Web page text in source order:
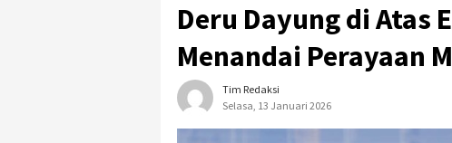
Deru Dayung di Atas
Menandai Perayaan
Tim Redaksi
Selasa, 13 Januari 2026